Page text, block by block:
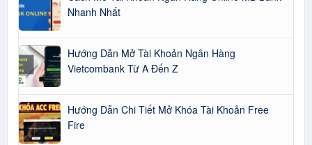
Nhanh Nhất
Hướng Dẫn Mở Tài Khoản Ngân Hàng
Vietcombank Từ A Đến Z
Hướng Dẫn Chi Tiết Mở Khóa Tài Khoản Free
Fire